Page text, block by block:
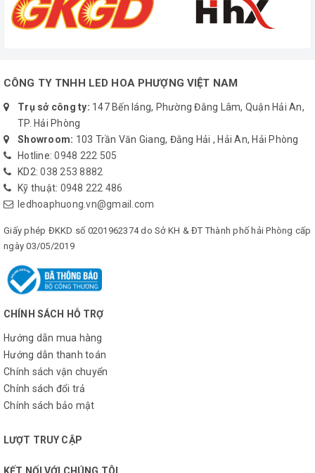
• Bước 1 : Tách tải, đấu chung Dương (+) LED về Nguồn
• Bước 2 : Đấu Âm(-) LED về cọc Mạch Điều Khiển
cho mạch
CÔNG TY TNHH LED HOA PHƯỢNG VIỆT NAM
Trụ sở công ty: 147 Bến láng, Phường Đằng Lâm, Quận Hải An,
TP. Hải Phòng
Showroom: 103 Trần Văn Giang, Đằng Hải , Hải An, Hải Phòng
Hotline:0948 222 505
KD2:038 253 8882
Kỹ thuật: 0948 222 486
ledhoaphuong.vn@gmail.com
Giấy phép ĐKKD số 0201962374 do Sở KH & ĐT Thành phố hải Phòng cấp
ngày 03/05/2019
CHÍNH SÁCH HỖ TRỢ
Hướng dẫn mua hàng
Hướng dẫn thanh toán
Chính sách vận chuyển
Chính sách đổi trả
Chính sách bảo mật
LƯỢT TRUY CẬP